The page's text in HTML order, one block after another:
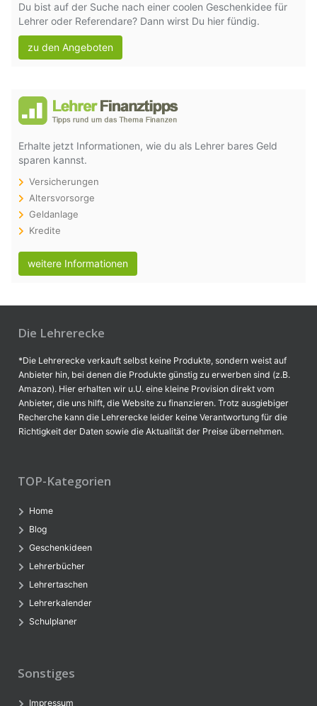
Du bist auf der Suche nach einer coolen Geschenkidee für
Lehrer oder Referendare? Dann wirst Du hier fündig.
zu den Angeboten
Erhalte jetzt Informationen, wie du als Lehrer bares Geld
sparen kannst.
Versicherungen
Altersvorsorge
Geldanlage
Kredite
weitere Informationen
Die Lehrerecke
*Die Lehrerecke verkauft selbst keine Produkte, sondern weist auf
Anbieter hin, bei denen die Produkte günstig zu erwerben sind (z.B.
Amazon). Hier erhalten wir u.U. eine kleine Provision direkt vom
Anbieter, die uns hilft, die Website zu finanzieren. Trotz ausgiebiger
Recherche kann die Lehrerecke leider keine Verantwortung für die
Richtigkeit der Daten sowie die Aktualität der Preise übernehmen.
TOP-Kategorien
Home
Blog
Geschenkideen
Lehrerbücher
Lehrertaschen
Lehrerkalender
Schulplaner
Sonstiges
Impressum